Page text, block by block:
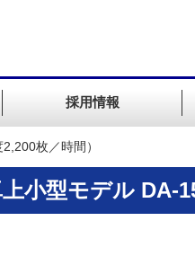
採用情報
枚／時間）
小型モデル DA-